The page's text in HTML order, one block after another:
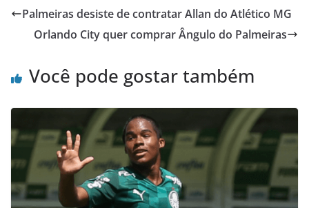
Palmeiras desiste de contratar Allan do Atlético MG
Orlando City quer comprar Ângulo do Palmeiras
Você pode gostar também